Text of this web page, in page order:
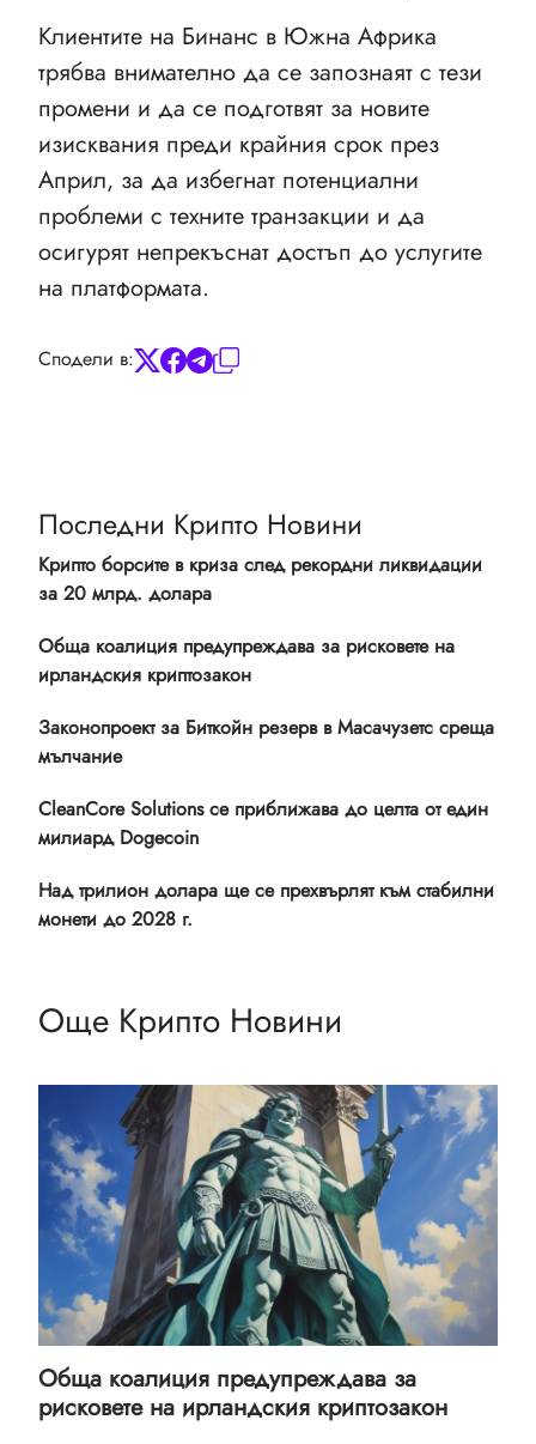
Клиентите на Бинанс в Южна Африка
трябва внимателно да се запознаят с тези
промени и да се подготвят за новите
изисквания преди крайния срок през
Април, за да избегнат потенциални
проблеми с техните транзакции и да
осигурят непрекъснат достъп до услугите
на платформата.
Сподели в:
Последни Крипто Новини
Крипто борсите в криза след рекордни ликвидации
за 20 млрд. долара
Обща коалиция предупреждава за рисковете на
ирландския криптозакон
Законопроект за Биткойн резерв в Масачузетс среща
мълчание
CleanCore Solutions се приближава до целта от един
милиард Dogecoin
Над трилион долара ще се прехвърлят към стабилни
монети до 2028 г.
Още Крипто Новини
Обща коалиция предупреждава за
рисковете на ирландския криптозакон